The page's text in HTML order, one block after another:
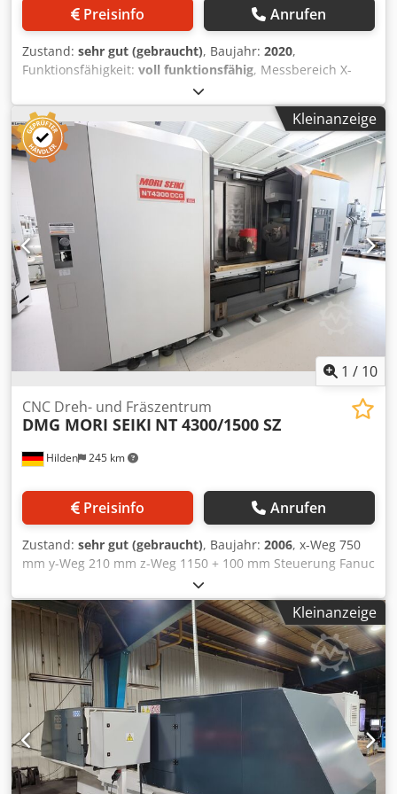
Preisinfo Anrufen
Zustand: sehr gut (gebraucht), Baujahr: 2020,
Funktionsfähigkeit: voll funktionsfähig, Messbereich X-
, Messbereich Y-Achse:
Messbereich Z-Achse:600 mm, MCOSMOS mit GEOPAK-
Modul (CAD-unterstützte Auswertung). Software -
MCOSMOS 3 CNC V4 Ausstattung: PH10MQ Messkopf (inkl.
FCR25 Schnellwechselaufnahme). SP25M Scanning-
Messsystem mit 5-tlg. Tastermodulsatz. MCOSMOS 3 CNC
V4 inkl. Dongle (Wibu-Box). CAT1000PS V4 (CAD-Vergleich
und Auswertung). Software-Upgrade MCOSMOS-1 von V2
auf V4. Dedpox H Nn Rofx Aavswa GEO-EDM Zusatzmodul
für Erodierteile. Part-program Generator und GEO-EDM
Assistent.
Kleinanzeige
1 / 10
Hilden 245 km
CNC Dreh- und Fräszentrum
DMG MORI SEIKI NT 4300/1500 SZ
Preisinfo Anrufen
Zustand: sehr gut (gebraucht), Baujahr: 2006, x-Weg 750
mm y-Weg 210 mm z-Weg 1150 + 100 mm Steuerung Fanuc
MSX-701III Drehdurchmesser max. 660 mm Drehlänge
max. 1498 mm Umlaufdurchmesser über Querschlitten
max. 400 mm Spindeldrehanzahl 3000 U/min
Werkzeugmagazin mit 40 Plätzen Revolver 10 Fach
Gesamtleistungsbedarf 90 kVA Maschinengewicht ca. 26,6
t Raumbedarf ca. 5301 x 2997 x 2788 mm Kapazität:
Umlaufdurchmesser über Querschlitten (Werkzeugspindel
1): 750 mm Umlaufdurchmesser über Querschlitten
(Revolver 2): 400 mm Max. Drehdurchmesser
(Werkzeugspindel 1): 660 mm Max. Drehdurchmesser
(Revolver 2): 275 mm Dwodsy Spuujpfx Aavoa Max.
bearbeitete Werkstücklänge: 1498 mm Max.
Kleinanzeige